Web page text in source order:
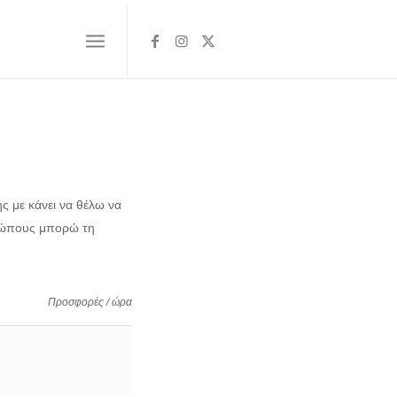
με κάνει να θέλω να
μπορώ τη
Προσφορές / ώρα